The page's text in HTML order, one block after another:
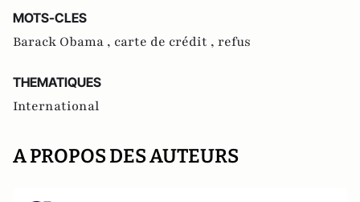
MOTS-CLES
Barack Obama , carte de crédit , refus
THEMATIQUES
International
A PROPOS DES AUTEURS